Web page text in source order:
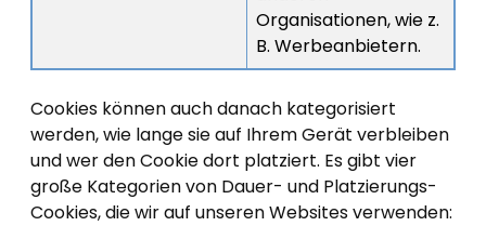
Organisationen, wie z.
B. Werbeanbietern.
Cookies können auch danach kategorisiert
werden, wie lange sie auf Ihrem Gerät verbleiben
und wer den Cookie dort platziert. Es gibt vier
große Kategorien von Dauer- und Platzierungs-
Cookies, die wir auf unseren Websites verwenden: